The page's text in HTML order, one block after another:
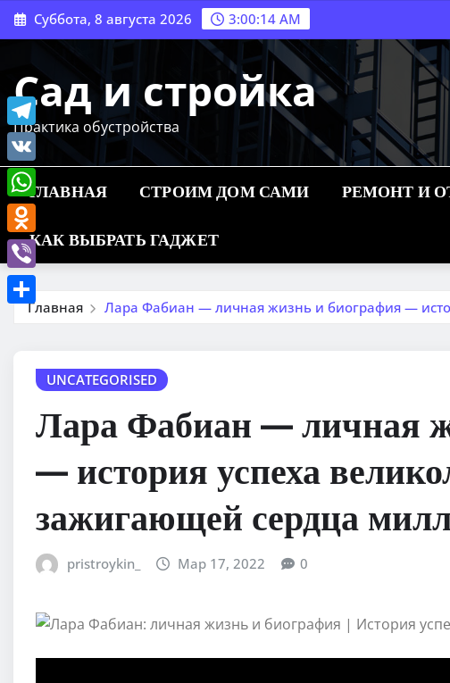
Перейти
к
Суббота, 8 августа 2026 3:00:15 AM
Сад и стройка
Практика обустройства
ГЛАВНАЯ СТРОИМ ДОМ САМИ РЕМОНТ И
КАК ВЫБРАТЬ ГАДЖЕТ
Главная Лара Фабиан — личная жизнь и биография —
UNCATEGORISED
Лара Фабиан — личная
— история успеха
зажигающей сердца
pristroykin_ Мар 17, 2022 0
Telegram
VK
WhatsApp
Odnoklassniki
Viber
Отправить